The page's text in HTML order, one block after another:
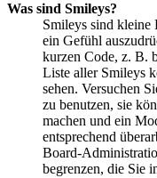
Was sind Smileys?
Smileys sind kleine
ein Gefühl
kurzen Code, z. B.
Liste aller Smileys
sehen. Versuchen
zu benutzen, sie
machen und ein
entsprechend
Board-
begrenzen, die Sie